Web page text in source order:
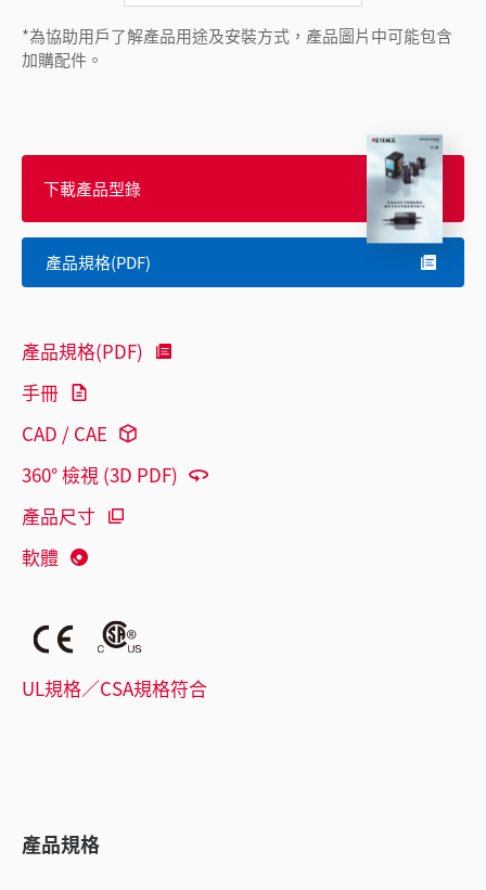
*為協助用戶了解產品用途及安裝方式，產品圖片中可能包含
加購配件。
下載產品型錄
產品規格(PDF)
產品規格(PDF)
手冊
CAD / CAE
360° 檢視 (3D PDF)
產品尺寸
軟體
UL規格／CSA規格符合
產品規格